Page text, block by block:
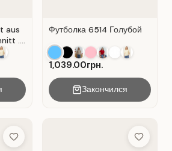
aus
.
Футболка 6514 Голубой
1,039.00грн.
Закончился
Add to Wish List Add to